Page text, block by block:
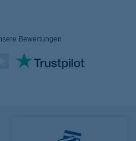
Bewertungen